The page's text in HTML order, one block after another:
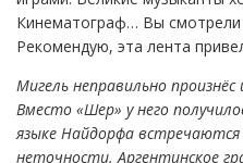
Кинематограф… Вы
Рекомендую, эта лента
Мигель неправильно
Вместо «Шер» у него
языке Найдорфа
неточности. Аргентинское